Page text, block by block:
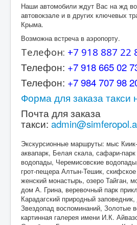
Наши автомобили ждут Вас на жд
автовокзале и в других ключевых
Крыма.
Возможна встреча в аэропорту.
Телефон: +7 918 887 22
Телефон: +7 918 665 02
Телефон: +7 984 707 98
Форма для заказа такси
Почта для заказа
такси:
Экскурсионные маршруты: мыс
аквапарк, Белая скала, сафари-парк
водопады, Черемисовские
грот-пещера Алтын-Тешик,
женский монастырь, озеро Тайган,
дом А. Грина, веревочный парк
Карадагский природный
Звездопад воспоминаний, Золотые
картинная галерея имени И.К.